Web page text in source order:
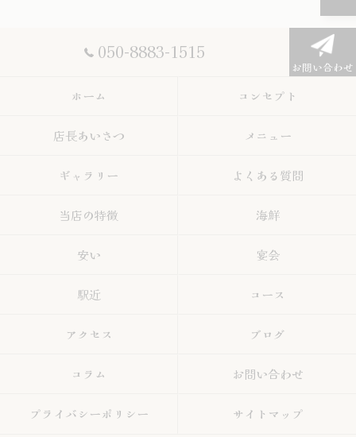
050-8883-1515
お問い合わせ
ホーム コンセプト
店長あいさつ メニュー
ギャラリー よくある質問
当店の特徴 海鮮
安い 宴会
駅近 コース
アクセス ブログ
コラム お問い合わせ
プライバシーポリシー サイトマップ